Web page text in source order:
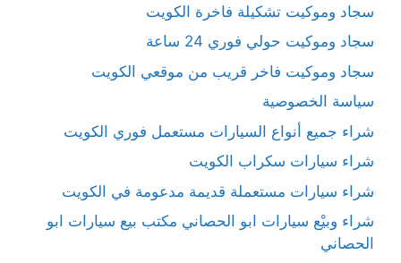
سجاد وموكيت تشكيلة فاخرة الكويت
سجاد وموكيت حولي فوري 24 ساعة
سجاد وموكيت فاخر قريب من موقعي الكويت
سياسة الخصوصية
شراء جميع أنواع السيارات مستعمل فوري الكويت
شراء سيارات سكراب الكويت
شراء سيارات مستعملة قديمة مدعومة في الكويت
شراء وبيْع سيارات ابو الحصاني مكتب بيع سيارات ابو
الحصاني